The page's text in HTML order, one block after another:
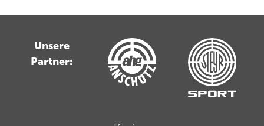
Unsere
Partner: